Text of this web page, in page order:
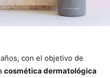
con el objetivo de
cosmética dermatológica